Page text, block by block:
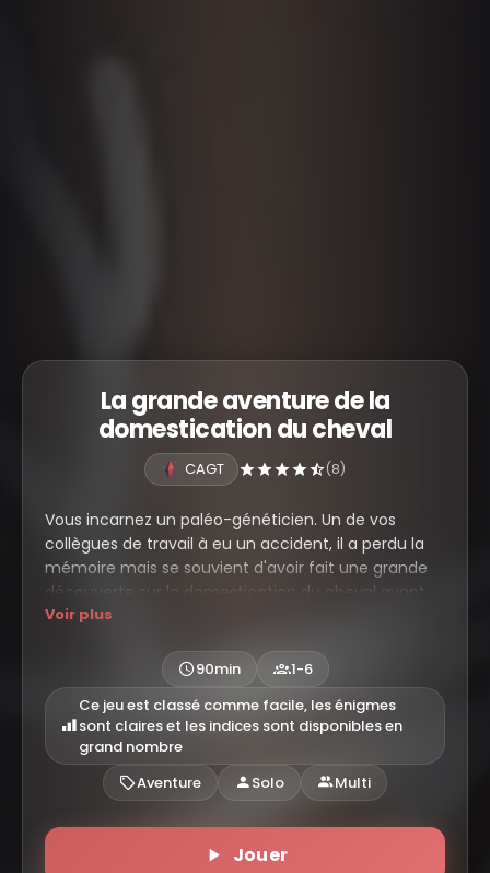
La grande aventure de la
domestication du cheval
CAGT (8)
Vous incarnez un paléo-généticien. Un de vos
collègues de travail à eu un accident, il a perdu la
mémoire mais se souvient d'avoir fait une grande
découverte sur la domestication du cheval avant
d'avoir l'accident. Il vous a charger de retrouver ses
informations importantes que le scientifique
pensait avoir trouvé.
Voir plus
90min
1-6
Ce jeu est classé comme facile, les énigmes
sont claires et les indices sont disponibles en
grand nombre
Aventure
Solo Multi
Jouer